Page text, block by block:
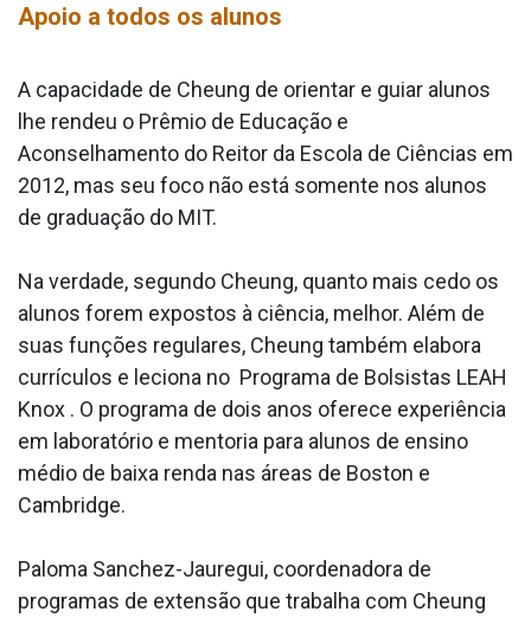
Apoio a todos os alunos
A capacidade de Cheung de orientar e guiar alunos
lhe rendeu o Prêmio de Educação e
Aconselhamento do Reitor da Escola de Ciências em
2012, mas seu foco não está somente nos alunos
de graduação do MIT.
Na verdade, segundo Cheung, quanto mais cedo os
alunos forem expostos à ciência, melhor. Além de
suas funções regulares, Cheung também elabora
currículos e leciona no Programa de Bolsistas LEAH
Knox . O programa de dois anos oferece experiência
em laboratório e mentoria para alunos de ensino
médio de baixa renda nas áreas de Boston e
Cambridge.
Paloma Sanchez-Jauregui, coordenadora de
programas de extensão que trabalha com Cheung